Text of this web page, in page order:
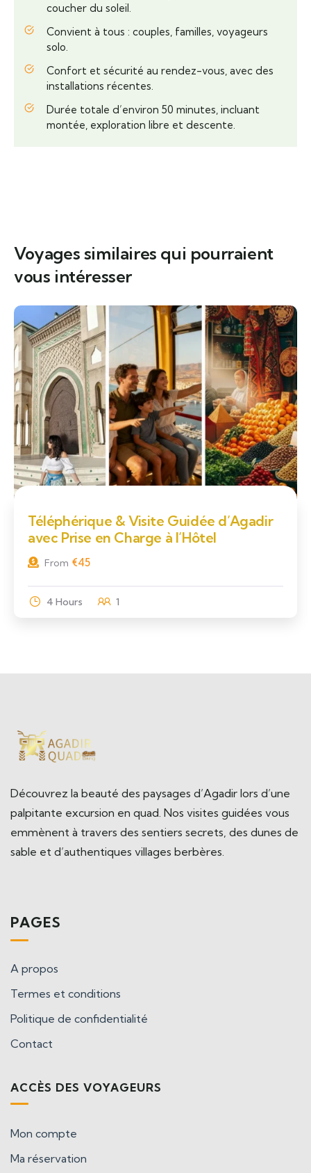
coucher du soleil.
Convient à tous : couples, familles, voyageurs
solo.
Confort et sécurité au rendez-vous, avec des
installations récentes.
Durée totale d’environ 50 minutes, incluant
montée, exploration libre et descente.
Voyages similaires qui pourraient
vous intéresser
Téléphérique & Visite Guidée d’Agadir
avec Prise en Charge à l’Hôtel
From €45
4 Hours 1
Découvrez la beauté des paysages d’Agadir lors d’une
palpitante excursion en quad. Nos visites guidées vous
emmènent à travers des sentiers secrets, des dunes de
sable et d’authentiques villages berbères.
PAGES
A propos
Termes et conditions
Politique de confidentialité
Contact
ACCÈS DES VOYAGEURS
Mon compte
Ma réservation